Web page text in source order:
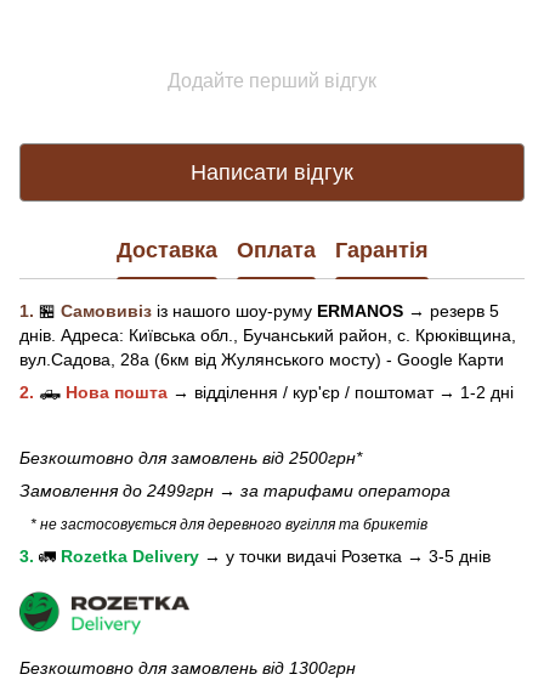
Додайте перший відгук
Написати відгук
Доставка Оплата Гарантія
1. 🏪 Самовивіз із нашого шоу-руму ERMANOS → резерв 5
днів. Адреса: Київська обл.,
Бучанський район, с. Крюківщина,
вул.Садова, 28а (6км від Жулянського мосту) - Google Карти
2. 🛻 Нова пошта → відділення / кур'єр / поштомат → 1-2 дні
Безкоштовно для замовлень від 2500грн*
Замовлення до 2499грн → за тарифами оператора
* не застосовується для деревного вугілля та брикетів
3. 🚛 Rozetka Delivery → у точки видачі Розетка → 3-5 днів
Безкоштовно для замовлень від 1300грн